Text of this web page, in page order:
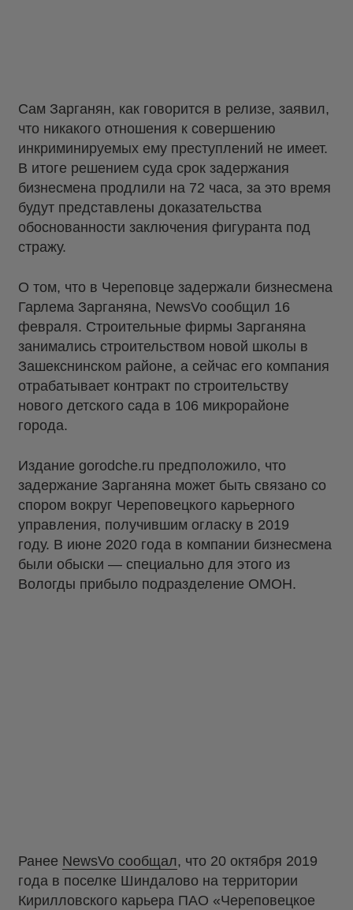
Сам Зарганян, как говорится в релизе, заявил,
что никакого отношения к совершению
инкриминируемых ему преступлений не имеет.
В итоге решением суда срок задержания
бизнесмена продлили на 72 часа, за это время
будут представлены доказательства
обоснованности заключения фигуранта под
стражу.
О том, что в Череповце задержали бизнесмена
Гарлема Зарганяна, NewsVo сообщил 16
февраля. Строительные фирмы Зарганяна
занимались строительством новой школы в
Зашекснинском районе, а сейчас его компания
отрабатывает контракт по строительству
нового детского сада в 106 микрорайоне
города.
Издание gorodche.ru предположило, что
задержание Зарганяна может быть связано со
спором вокруг Череповецкого карьерного
управления, получившим огласку в 2019
году. В июне 2020 года в компании бизнесмена
были обыски — специально для этого из
Вологды прибыло подразделение ОМОН.
Ранее NewsVo сообщал, что 20 октября 2019
года в поселке Шиндалово на территории
Кирилловского карьера ПАО «Череповецкое